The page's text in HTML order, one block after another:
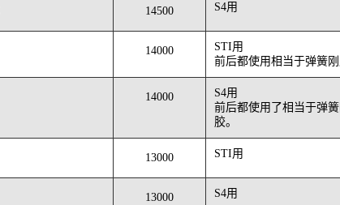
14500 S4用
14000
STI用
前后都使用相当于弹簧
14000
S4用
前后都使用了相当于弹
胶。
13000 STI用
13000 S4用